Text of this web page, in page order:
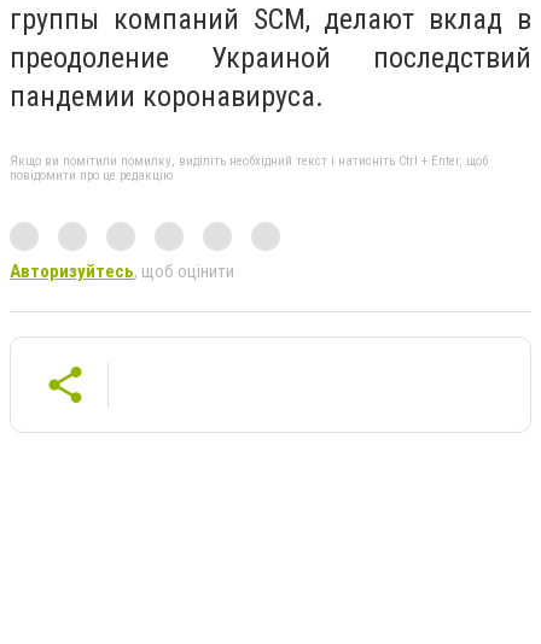
группы компаний SCM, делают вклад в
преодоление Украиной последствий
пандемии коронавируса.
Якщо ви помітили помилку, виділіть необхідний текст і натисніть Ctrl + Enter, щоб
повідомити про це редакцію
Авторизуйтесь, щоб оцінити